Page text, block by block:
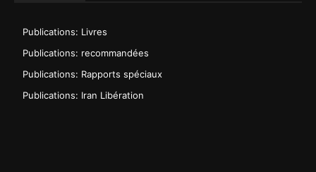
Publications: Livres
Publications: recommandées
Publications: Rapports spéciaux
Publications: Iran Libération